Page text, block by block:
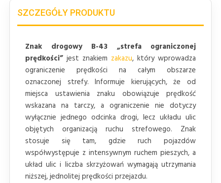
SZCZEGÓŁY PRODUKTU
Znak drogowy B-43 „strefa ograniczonej
prędkości” jest znakiem zakazu, który wprowadza
ograniczenie prędkości na całym obszarze
oznaczonej strefy. Informuje kierujących, że od
miejsca ustawienia znaku obowiązuje prędkość
wskazana na tarczy, a ograniczenie nie dotyczy
wyłącznie jednego odcinka drogi, lecz układu ulic
objętych organizacją ruchu strefowego. Znak
stosuje się tam, gdzie ruch pojazdów
współwystępuje z intensywnym ruchem pieszych, a
układ ulic i liczba skrzyżowań wymagają utrzymania
niższej, jednolitej prędkości przejazdu.